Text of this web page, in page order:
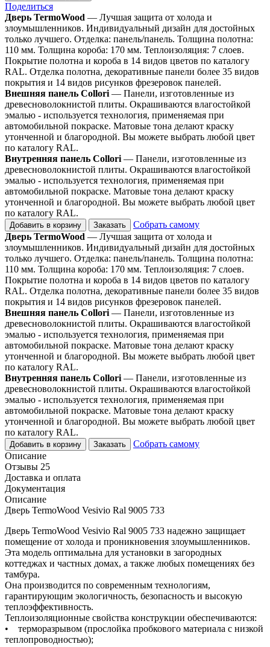
Поделиться
Дверь TermoWood — Лучшая защита от холода и
злоумышленников. Индивидуальный дизайн для достойных
только лучшего. Отделка: панель/панель. Толщина полотна:
110 мм. Толщина короба: 170 мм. Теплоизоляция: 7 слоев.
Покрытие полотна и короба в 14 видов цветов по каталогу
RAL. Отделка полотна, декоративные панели более 35 видов
покрытия и 14 видов рисунков фрезеровок панелей.
Внешняя панель Collori — Панели, изготовленные из
древесноволокнистой плиты. Окрашиваются влагостойкой
эмалью - используется технология, применяемая при
автомобильной покраске. Матовые тона делают краску
утонченной и благородной. Вы можете выбрать любой цвет
по каталогу RAL.
Внутренняя панель Collori — Панели, изготовленные из
древесноволокнистой плиты. Окрашиваются влагостойкой
эмалью - используется технология, применяемая при
автомобильной покраске. Матовые тона делают краску
утонченной и благородной. Вы можете выбрать любой цвет
по каталогу RAL.
Добавить в корзину Заказать
Собрать самому
Дверь TermoWood — Лучшая защита от холода и
злоумышленников. Индивидуальный дизайн для достойных
только лучшего. Отделка: панель/панель. Толщина полотна:
110 мм. Толщина короба: 170 мм. Теплоизоляция: 7 слоев.
Покрытие полотна и короба в 14 видов цветов по каталогу
RAL. Отделка полотна, декоративные панели более 35 видов
покрытия и 14 видов рисунков фрезеровок панелей.
Внешняя панель Collori — Панели, изготовленные из
древесноволокнистой плиты. Окрашиваются влагостойкой
эмалью - используется технология, применяемая при
автомобильной покраске. Матовые тона делают краску
утонченной и благородной. Вы можете выбрать любой цвет
по каталогу RAL.
Внутренняя панель Collori — Панели, изготовленные из
древесноволокнистой плиты. Окрашиваются влагостойкой
эмалью - используется технология, применяемая при
автомобильной покраске. Матовые тона делают краску
утонченной и благородной. Вы можете выбрать любой цвет
по каталогу RAL.
Добавить в корзину Заказать
Собрать самому
Описание
Отзывы 25
Доставка и оплата
Документация
Описание
Дверь TermoWood Vesivio Ral 9005 733
Дверь TermoWood Vesivio Ral 9005 733 надежно защищает
помещение от холода и проникновения злоумышленников.
Эта модель оптимальна для установки в загородных
коттеджах и частных домах, а также любых помещениях без
тамбура.
Она производится по современным технологиям,
гарантирующим экологичность, безопасность и высокую
теплоэффективность.
Теплоизоляционные свойства конструкции обеспечиваются:
• терморазрывом (прослойка пробкового материала с низкой
теплопроводностью);